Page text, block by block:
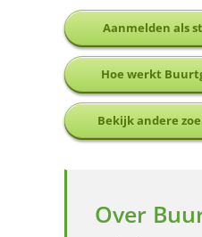
Aanmelden als
Hoe werkt
Bekijk andere
Over